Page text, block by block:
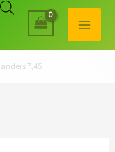
anders 7,45